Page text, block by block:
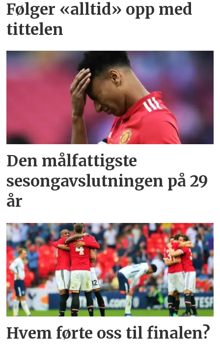
Følger «alltid» opp med
tittelen
Den målfattigste
sesongavslutningen på 29
år
Hvem førte oss til finalen?